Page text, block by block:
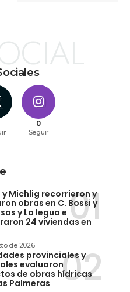
0
Seguir
y Michlig recorrieron y
obras en C. Bossi y
y La legua e
24 viviendas en
de 2026
provinciales y
evaluaron
de obras hídricas
Palmeras